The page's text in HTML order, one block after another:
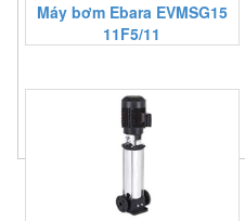
Máy bơm Ebara EVMSG15
11F5/11